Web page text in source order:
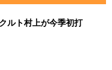
ルト村上が今季初打